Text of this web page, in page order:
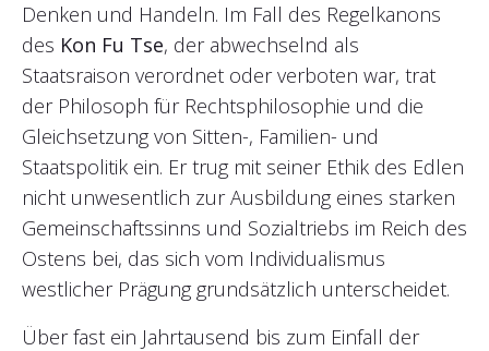
Denken und Handeln. Im Fall des Regelkanons
des Kon Fu Tse, der abwechselnd als
Staatsraison verordnet oder verboten war, trat
der Philosoph für Rechtsphilosophie und die
Gleichsetzung von Sitten-, Familien- und
Staatspolitik ein. Er trug mit seiner Ethik des Edlen
nicht unwesentlich zur Ausbildung eines starken
Gemeinschaftssinns und Sozialtriebs im Reich des
Ostens bei, das sich vom Individualismus
westlicher Prägung grundsätzlich unterscheidet.
Über fast ein Jahrtausend bis zum Einfall der